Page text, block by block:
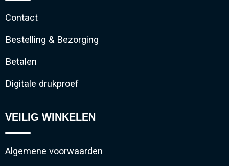
Contact
Bestelling & Bezorging
Betalen
Digitale drukproef
VEILIG WINKELEN
Algemene voorwaarden